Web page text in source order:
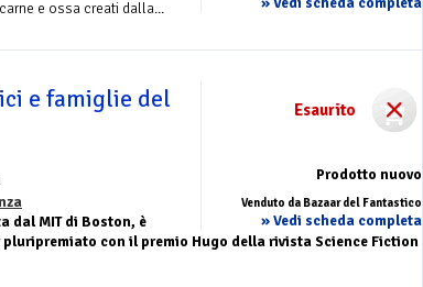
e ossa creati dalla...
Esaurito
Prodotto nuovo
Venduto da Bazaar del Fantastico
» Vedi scheda completa
e famiglie del
dal MIT di Boston, è
con il premio Hugo della rivista Science Fiction